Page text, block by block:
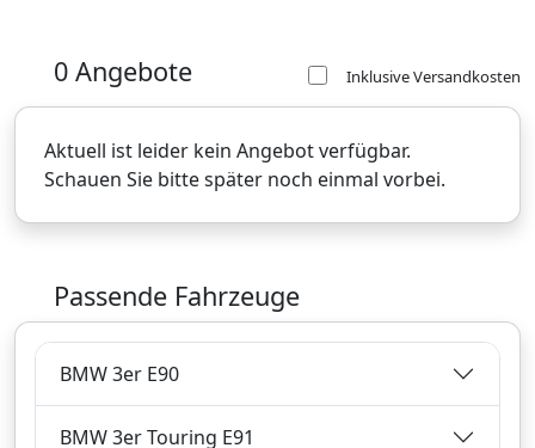
0 Angebote Inklusive Versandkosten
Aktuell ist leider kein Angebot verfügbar.
Schauen Sie bitte später noch einmal vorbei.
Passende Fahrzeuge
BMW 3er E90
BMW 3er Touring E91